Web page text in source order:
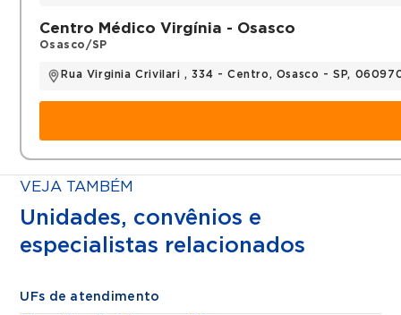
Centro Médico Virgínia - Osasco
Osasco/SP
Rua Virginia Crivilari , 334 - Centro, Osasco - SP,
VEJA TAMBÉM
Unidades, convênios e
especialistas relacionados
UFs de atendimento